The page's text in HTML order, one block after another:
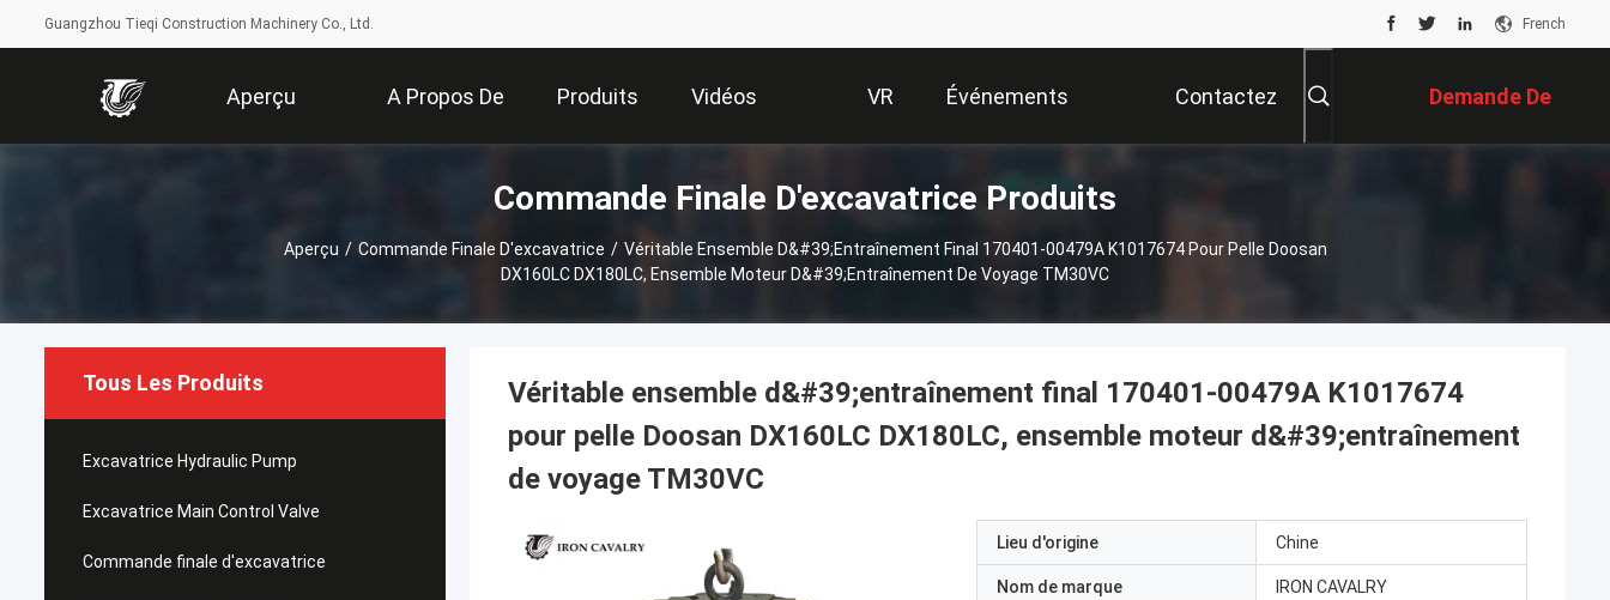
Guangzhou Tieqi Construction Machinery Co., Ltd. French
Aperçu A Propos De
Nous
Produits Vidéos VR
Show
Événements Contactez Demande De
Soumission
Commande Finale D'excavatrice Produits
Aperçu / Commande Finale D'excavatrice / Véritable Ensemble D&#39;entraînement Final 170401-00479A K1017674 Pour Pelle Doosan
DX160LC DX180LC, Ensemble Moteur D&#39;entraînement De Voyage TM30VC
Tous Les Produits
Excavatrice Hydraulic Pump
Excavatrice Main Control Valve
Commande finale d'excavatrice
Véritable ensemble d&#39;entraînement final 170401-00479A K1017674
pour pelle Doosan DX160LC DX180LC, ensemble moteur d&#39;entraînement
de voyage TM30VC
Lieu d'origine Chine
Nom de marque IRON CAVALRY